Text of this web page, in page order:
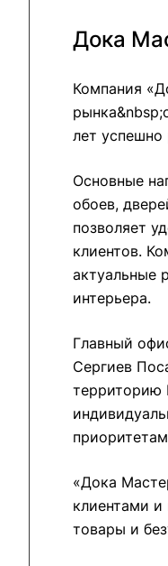
Дока
Компания
лет успешно
Основные
обоев,
позволяет
клиентов.
актуальные
интерьера.
Главный
Сергиев
территорию
«Дока
клиентами и
товары и